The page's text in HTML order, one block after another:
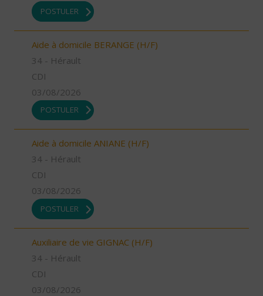
POSTULER
Aide à domicile BERANGE (H/F)
34 - Hérault
CDI
03/08/2026
POSTULER
Aide à domicile ANIANE (H/F)
34 - Hérault
CDI
03/08/2026
POSTULER
Auxiliaire de vie GIGNAC (H/F)
34 - Hérault
CDI
03/08/2026